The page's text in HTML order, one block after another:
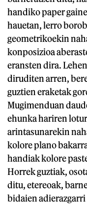
handiko paper
hauetan, lerro
geometrikoekin
konposizioa
eransten dira.
diruditen arren,
guztien eraketak
Mugimenduan
ehunka hariren
arintasunarekin
kolore plano
handiak kolore
Horrek guztiak,
ditu, etereoak,
bidaien